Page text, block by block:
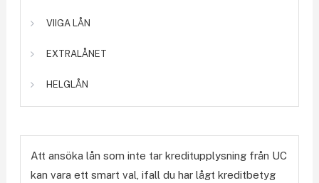
VIIGA LÅN
EXTRALÅNET
HELGLÅN
Att ansöka lån som inte tar kreditupplysning från UC
kan vara ett smart val, ifall du har lågt kreditbetyg